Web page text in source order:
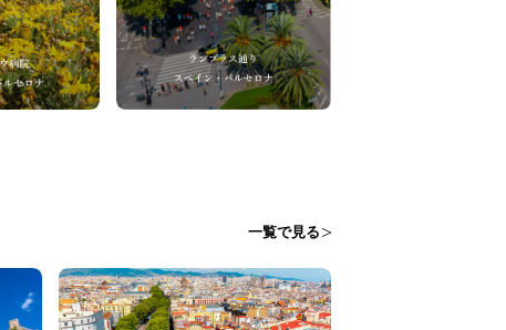
一覧で見る